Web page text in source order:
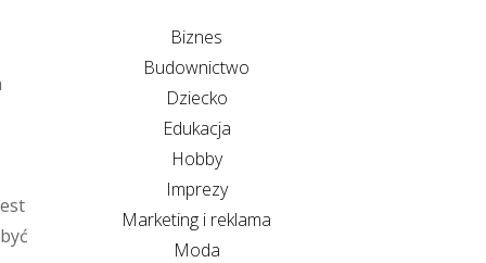
Biznes
Budownictwo
Dziecko
Edukacja
Hobby
Imprezy
Marketing i reklama
Moda